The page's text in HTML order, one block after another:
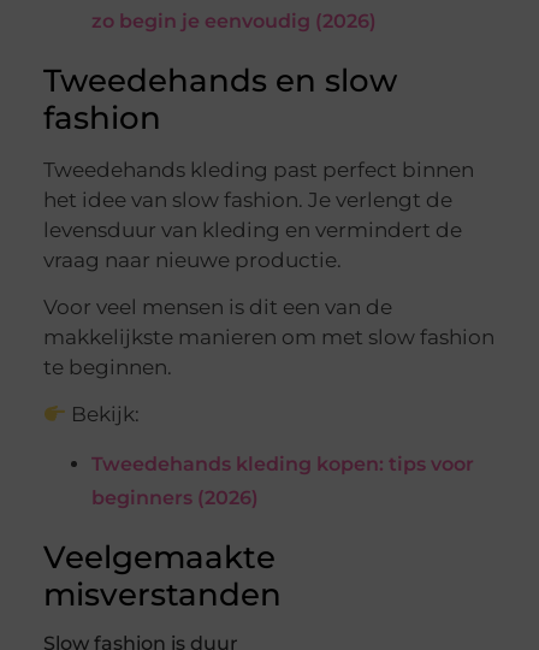
zo begin je eenvoudig (2026)
Tweedehands en slow
fashion
Tweedehands kleding past perfect binnen
het idee van slow fashion. Je verlengt de
levensduur van kleding en vermindert de
vraag naar nieuwe productie.
Voor veel mensen is dit een van de
makkelijkste manieren om met slow fashion
te beginnen.
Bekijk:
Tweedehands kleding kopen: tips voor
beginners (2026)
Veelgemaakte
misverstanden
Slow fashion is duur